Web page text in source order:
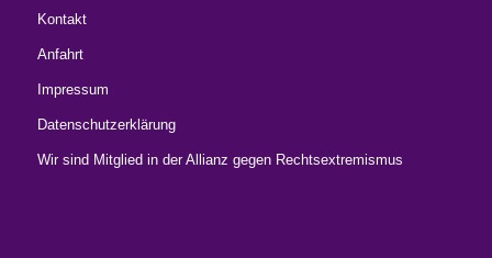
Kontakt
Anfahrt
Impressum
Datenschutzerklärung
Wir sind Mitglied in der Allianz gegen Rechtsextremismus